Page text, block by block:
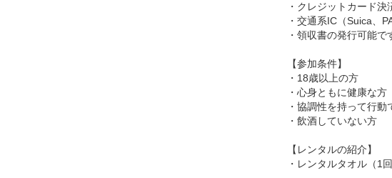
・クレジットカード決
・交通系IC（Suica、
・領収書の発行可能で
【参加条件】
・18歳以上の方
・心身ともに健康な方
・協調性を持って行動
・飲酒していない方
【レンタルの紹介】
・レンタルタオル（1